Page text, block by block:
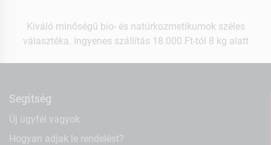
Kiváló minőségű bio- és natúrkozmetikumok széles
választéka. Ingyenes szállítás 18.000 Ft-tól 8 kg alatt
Segítség
Új ügyfél vagyok
Hogyan adjak le rendelést?